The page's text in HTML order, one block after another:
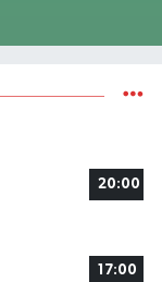
20:00
17:00